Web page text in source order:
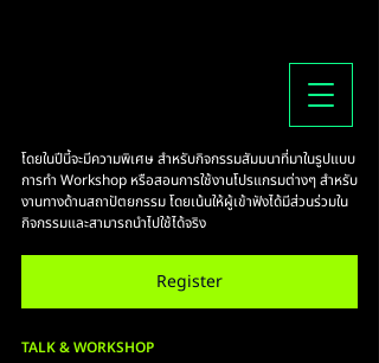
โดยในปีนี้จะมีความพิเศษ สำหรับกิจกรรมสัมมนาที่มาในรูปแบบ
การทำ Workshop หรือสอนการใช้งานโปรแกรมต่างๆ สำหรับ
งานทางด้านสถาปัตยกรรม โดยเน้นให้ผู้เข้าฟังได้มีส่วนร่วมใน
กิจกรรมและสามารถนำไปใช้ได้จริง
Register
TALK & WORKSHOP